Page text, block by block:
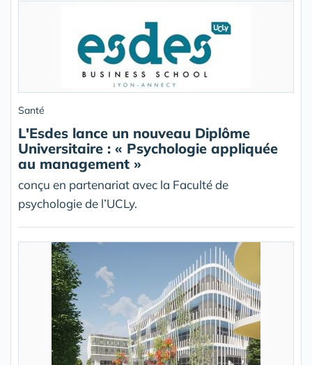
Santé
L'Esdes lance un nouveau Diplôme
Universitaire : « Psychologie appliquée
au management »
conçu en partenariat avec la Faculté de
psychologie de l’UCLy.